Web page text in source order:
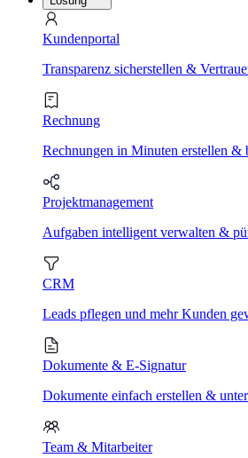
Kundenportal
Transparenz sicherstellen &
Rechnung
Rechnungen in Minuten erstellen &
Projektmanagement
Aufgaben intelligent verwalten &
CRM
Leads pflegen und mehr Kunden
Dokumente & E-Signatur
Dokumente einfach erstellen &
Team & Mitarbeiter